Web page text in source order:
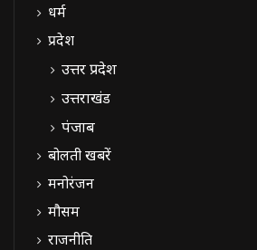
धर्म
प्रदेश
उत्तर प्रदेश
उत्तराखंड
पंजाब
बोलती खबरें
मनोरंजन
मौसम
राजनीति